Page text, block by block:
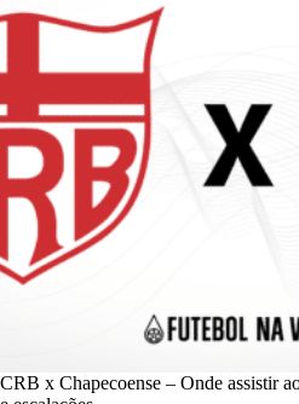
CRB x Chapecoense – Onde assistir